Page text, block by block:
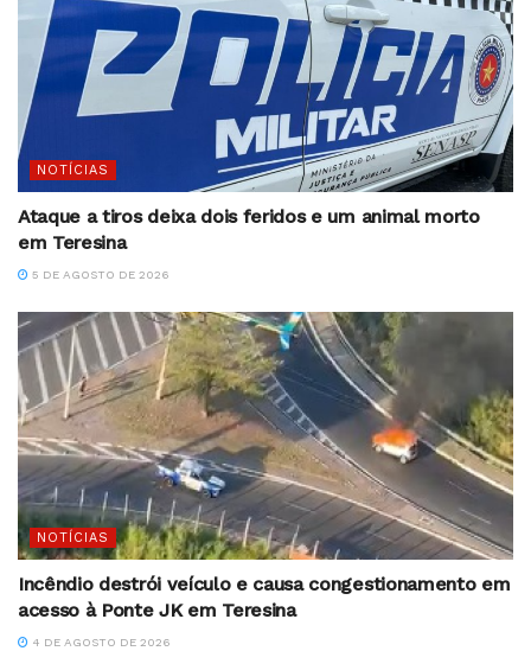
NOTÍCIAS
Ataque a tiros deixa dois feridos e um animal morto
em Teresina
5 DE AGOSTO DE 2026
NOTÍCIAS
Incêndio destrói veículo e causa congestionamento em
acesso à Ponte JK em Teresina
4 DE AGOSTO DE 2026